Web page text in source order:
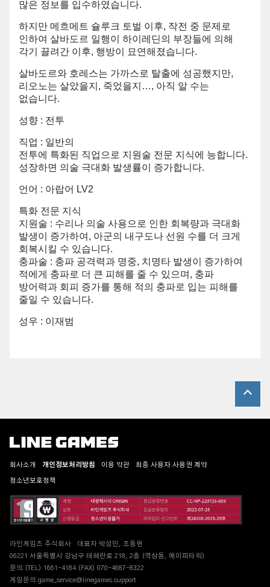
많은 정보를 입수하였습니다.
하지만 메흐메트 슐루크 토벌 이후, 작전 중 문제로
인하여 살바도르 일행이 하이레딘의 부장들에 의해
각기 끌려간 이후, 행방이 묘연해졌습니다.
살바도르와 호레스는 가까스로 탈출에 성공했지만,
리오노는 살았을지, 죽었을지…, 아직 알 수는
없습니다.
성향 : 전투
직업 : 일반의
전투에 특화된 직업으로 지원술 전문 지식에 능합니다.
성장하면 의술 극대화 발생률이 증가합니다.
언어 : 아랍어 LV2
특화 전문 지식
지원술 : 수리나 의술 사용으로 인한 회복량과 극대화
발생이 증가하여, 아군의 내구도나 선원 수를 더 크게
회복시킬 수 있습니다.
충파술 : 충파 공격력과 명중, 치명타 발생이 증가하여
적에게 충파로 더 큰 피해를 줄 수 있으며, 충파
방어력과 회피 증가를 통해 적의 충파로 입는 피해를
줄일 수 있습니다.
성우 : 이재범
회사소개 개인정보처리방침 이용 약관 최종 사용자 사용권 계약
청소년보호정책
라인게임즈 주식회사
대표자 박성민, 조동현
06221 서울특별시 강남구 테헤란로 218, 2층 (역삼동, 에이피타워)
문의:(TEL) 1661-4184 (FAX) 070-4687-8322
게임문의:game_service@linegames.support